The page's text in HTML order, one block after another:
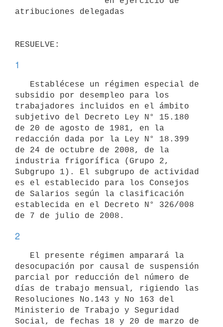
atribuciones delegadas
1
subsidio por desempleo para los
trabajadores incluidos en el ámbito
subjetivo del Decreto Ley N° 15.180
de 20 de agosto de 1981, en la
redacción dada por la Ley N° 18.399
de 24 de octubre de 2008, de la
industria frigorífica (Grupo 2,
Subgrupo 1). El subgrupo de actividad
es el establecido para los Consejos
de Salarios según la clasificación
establecida en el Decreto N° 326/008
2
desocupación por causal de suspensión
parcial por reducción del número de
días de trabajo mensual, rigiendo las
Resoluciones No.143 y No 163 del
Ministerio de Trabajo y Seguridad
Social, de fechas 18 y 20 de marzo de